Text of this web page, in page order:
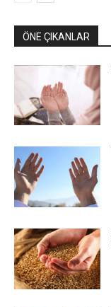
ÖNE ÇIKANLAR